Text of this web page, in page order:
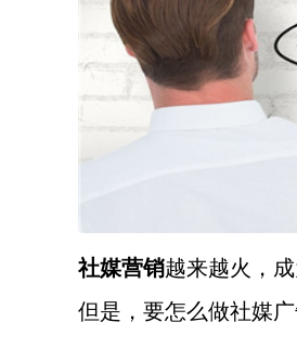
社媒营销越来越火，
但是，要怎么做社媒